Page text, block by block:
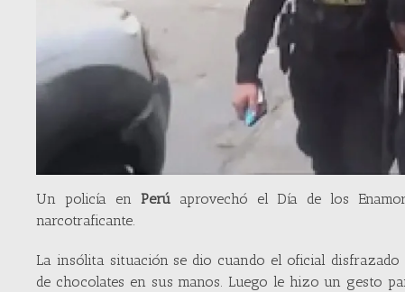
Un policía en Perúaprovechó el Día de los
narcotraficante.
La insólita situación se dio cuando el oficial
de chocolates en sus manos. Luego le hizo un gesto